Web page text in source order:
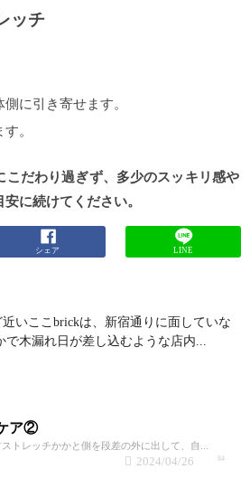
ッチ
に引き寄せます。
。
だわり過ぎず、多少のスッキリ感や
に続けてください。
シェア LINE
いここbrickは、新宿通りに面していな
木漏れ日が差し込むような店内...
ア②
トレッチかかと側を段差の外に出して、自...
84
2024/04/26